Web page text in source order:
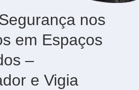
nos
em Espaços
–
e Vigia